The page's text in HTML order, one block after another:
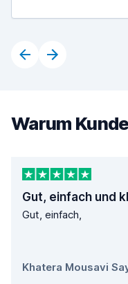
Warum
Gut, einfach und
Gut, einfach,
Khatera Mousavi